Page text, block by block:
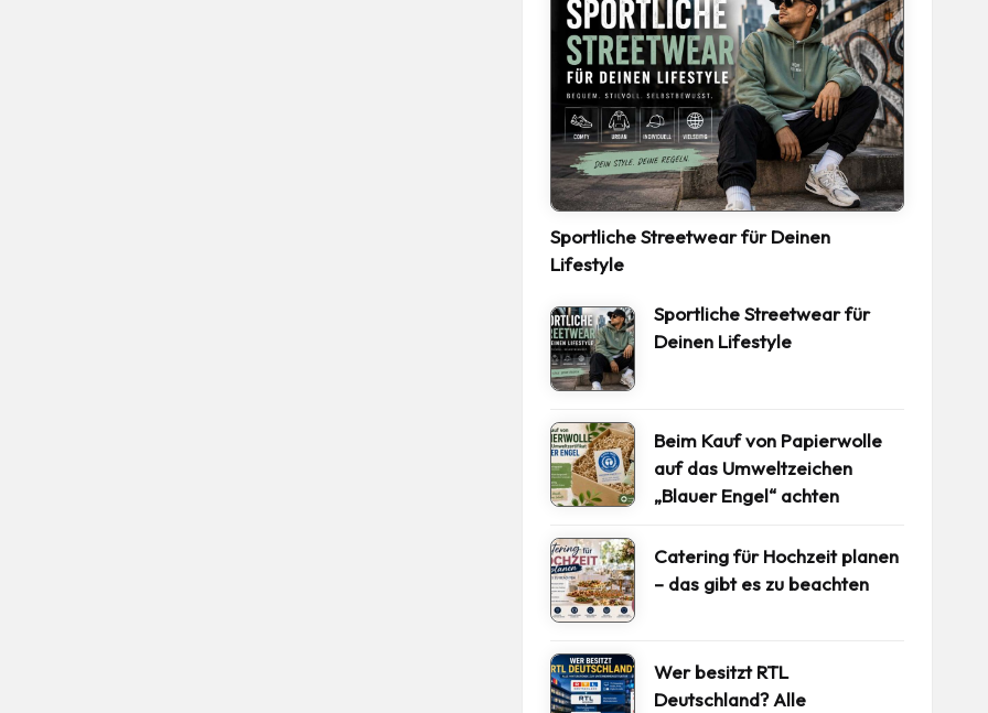
Sportliche Streetwear für Deinen
Lifestyle
Sportliche Streetwear für
Deinen Lifestyle
Beim Kauf von Papierwolle
auf das Umweltzeichen
„Blauer Engel“ achten
Catering für Hochzeit planen
– das gibt es zu beachten
Wer besitzt RTL
Deutschland? Alle